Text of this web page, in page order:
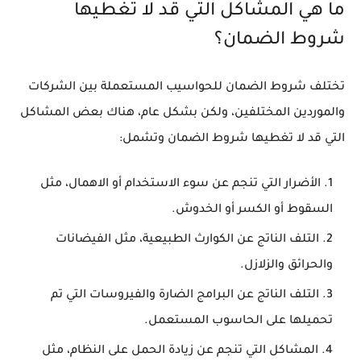
ما هي المشاكل التي قد لا تغطيها
شروط الضمان؟
تختلف شروط الضمان للحواسيب المستعملة بين الشركات
والموردين المختلفين، ولكن بشكل عام، هناك بعض المشاكل
التي قد لا تغطيها شروط الضمان وتشمل:
الأضرار التي تنجم عن سوء الاستخدام أو الاهمال، مثل
السقوط أو الكسر أو الخدوش.
التلف الناتج عن الكوارث الطبيعية، مثل الفيضانات
والحرائق والزلازل.
التلف الناتج عن البرامج الضارة والفيروسات التي تم
تحميلها على الحاسوب المستعمل.
المشاكل التي تنجم عن زيادة الحمل على النظام، مثل